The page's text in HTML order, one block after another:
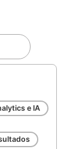
e IA